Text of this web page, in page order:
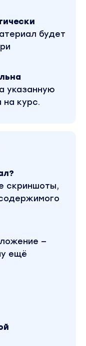
относительно
погружения
от хлама и
в ведической
вашу энергетику
представлена
логическим
будет
указанную
на курс.
скриншоты,
—
ещё